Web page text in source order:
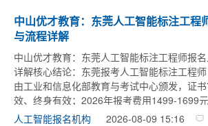
中山优才教育：东莞人工智能标注工程
与流程详解
中山优才教育：东莞人工智能标注工程师报
详解核心结论：东莞报考人工智能标注工程师
由工业和信息化部教育与考试中心颁发，证
效、终身有效；2026年报考费用1499-1699元
每月底统一线上机考（120分钟，60分及格）
人工智能报名机构
2026-08-09 15:16